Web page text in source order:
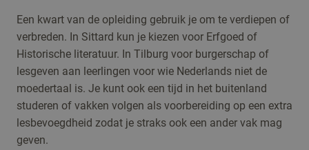
Een kwart van de opleiding gebruik je om te verdiepen of
verbreden. In Sittard kun je kiezen voor Erfgoed of
Historische literatuur. In Tilburg voor burgerschap of
lesgeven aan leerlingen voor wie Nederlands niet de
moedertaal is. Je kunt ook een tijd in het buitenland
studeren of vakken volgen als voorbereiding op een extra
lesbevoegdheid zodat je straks ook een ander vak mag
geven.